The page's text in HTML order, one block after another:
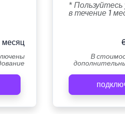
* Пользуйтесь
в течение 1
В